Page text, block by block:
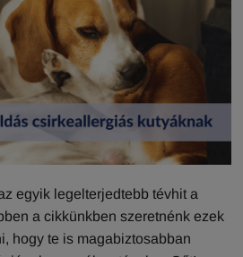
egyik legelterjedtebb tévhit a
a cikkünkben szeretnénk ezek
hogy te is magabiztosabban